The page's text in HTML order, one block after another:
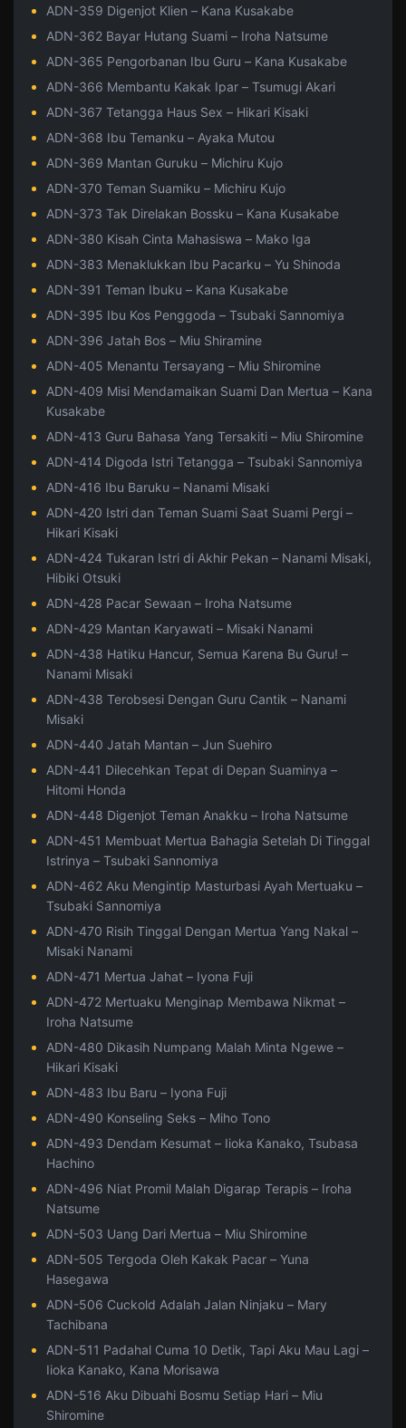
ADN-359 Digenjot Klien – Kana Kusakabe
ADN-362 Bayar Hutang Suami – Iroha Natsume
ADN-365 Pengorbanan Ibu Guru – Kana Kusakabe
ADN-366 Membantu Kakak Ipar – Tsumugi Akari
ADN-367 Tetangga Haus Sex – Hikari Kisaki
ADN-368 Ibu Temanku – Ayaka Mutou
ADN-369 Mantan Guruku – Michiru Kujo
ADN-370 Teman Suamiku – Michiru Kujo
ADN-373 Tak Direlakan Bossku – Kana Kusakabe
ADN-380 Kisah Cinta Mahasiswa – Mako Iga
ADN-383 Menaklukkan Ibu Pacarku – Yu Shinoda
ADN-391 Teman Ibuku – Kana Kusakabe
ADN-395 Ibu Kos Penggoda – Tsubaki Sannomiya
ADN-396 Jatah Bos – Miu Shiramine
ADN-405 Menantu Tersayang – Miu Shiromine
ADN-409 Misi Mendamaikan Suami Dan Mertua – Kana
Kusakabe
ADN-413 Guru Bahasa Yang Tersakiti – Miu Shiromine
ADN-414 Digoda Istri Tetangga – Tsubaki Sannomiya
ADN-416 Ibu Baruku – Nanami Misaki
ADN-420 Istri dan Teman Suami Saat Suami Pergi –
Hikari Kisaki
ADN-424 Tukaran Istri di Akhir Pekan – Nanami Misaki,
Hibiki Otsuki
ADN-428 Pacar Sewaan – Iroha Natsume
ADN-429 Mantan Karyawati – Misaki Nanami
ADN-438 Hatiku Hancur, Semua Karena Bu Guru! –
Nanami Misaki
ADN-438 Terobsesi Dengan Guru Cantik – Nanami
Misaki
ADN-440 Jatah Mantan – Jun Suehiro
ADN-441 Dilecehkan Tepat di Depan Suaminya –
Hitomi Honda
ADN-448 Digenjot Teman Anakku – Iroha Natsume
ADN-451 Membuat Mertua Bahagia Setelah Di Tinggal
Istrinya – Tsubaki Sannomiya
ADN-462 Aku Mengintip Masturbasi Ayah Mertuaku –
Tsubaki Sannomiya
ADN-470 Risih Tinggal Dengan Mertua Yang Nakal –
Misaki Nanami
ADN-471 Mertua Jahat – Iyona Fuji
ADN-472 Mertuaku Menginap Membawa Nikmat –
Iroha Natsume
ADN-480 Dikasih Numpang Malah Minta Ngewe –
Hikari Kisaki
ADN-483 Ibu Baru – Iyona Fuji
ADN-490 Konseling Seks – Miho Tono
ADN-493 Dendam Kesumat – Iioka Kanako, Tsubasa
Hachino
ADN-496 Niat Promil Malah Digarap Terapis – Iroha
Natsume
ADN-503 Uang Dari Mertua – Miu Shiromine
ADN-505 Tergoda Oleh Kakak Pacar – Yuna
Hasegawa
ADN-506 Cuckold Adalah Jalan Ninjaku – Mary
Tachibana
ADN-511 Padahal Cuma 10 Detik, Tapi Aku Mau Lagi –
Iioka Kanako, Kana Morisawa
ADN-516 Aku Dibuahi Bosmu Setiap Hari – Miu
Shiromine